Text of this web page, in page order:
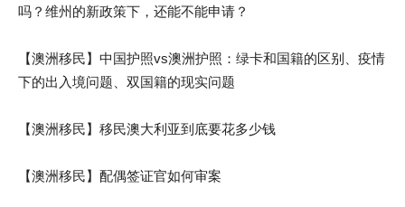
吗？维州的新政策下，还能不能申请？
【澳洲移民】中国护照vs澳洲护照：绿卡和国籍的区别、疫情
下的出入境问题、双国籍的现实问题
【澳洲移民】移民澳大利亚到底要花多少钱
【澳洲移民】配偶签证官如何审案